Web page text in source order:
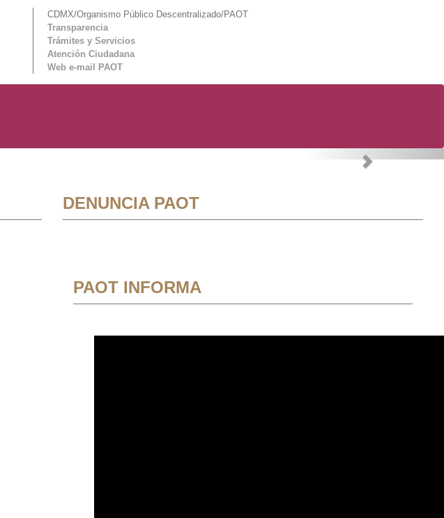
CDMX/Organismo Público Descentralizado/PAOT
Transparencia
Trámites y Servicios
Atención Ciudadana
Web e-mail PAOT
Next
DENUNCIA PAOT
PAOT INFORMA